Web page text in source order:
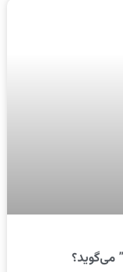
می‌گوید؟